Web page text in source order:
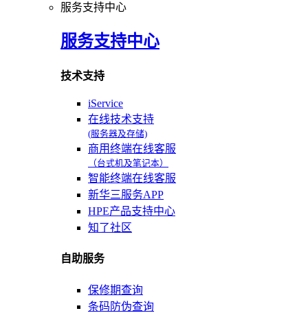
服务支持中心
服务支持中心
技术支持
iService
在线技术支持
(服务器及存储)
商用终端在线客服
（台式机及笔记本）
智能终端在线客服
新华三服务APP
HPE产品支持中心
知了社区
自助服务
保修期查询
条码防伪查询